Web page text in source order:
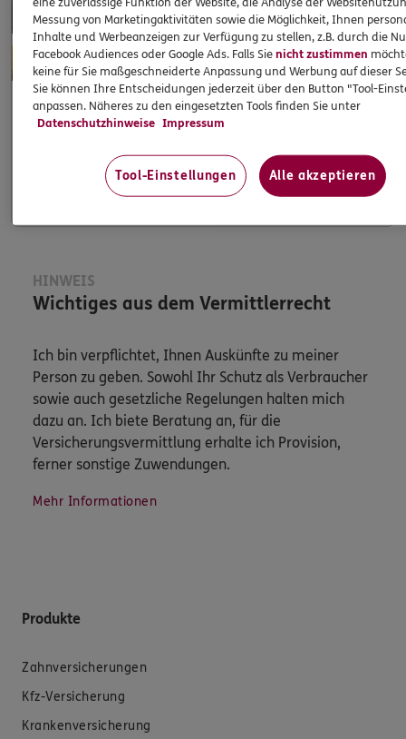
Apps & Mobile Services
HINWEIS
Wichtiges aus dem Vermittlerrecht
Ich bin verpflichtet, Ihnen Auskünfte zu meiner
Person zu geben. Sowohl Ihr Schutz als Verbraucher
sowie auch gesetzliche Regelungen halten mich
dazu an. Ich biete Beratung an, für die
Versicherungsvermittlung erhalte ich Provision,
ferner sonstige Zuwendungen.
Mehr Informationen
Produkte
Zahnversicherungen
Kfz-Versicherung
Krankenversicherung
Messung von Marketingaktivitäten sowie die Möglichkeit, Ihnen
Inhalte und Werbeanzeigen zur Verfügung zu stellen, z.B. durch die
Facebook Audiences oder Google Ads. Falls Sienicht zustimmen
keine für Sie maßgeschneiderte Anpassung und Werbung auf dieser
Sie können Ihre Entscheidungen jederzeit über den Button "Tool-
anpassen. Näheres zu den eingesetzten Tools finden Sie unter
Datenschutzhinweise Impressum
Tool-Einstellungen Alle akzeptieren